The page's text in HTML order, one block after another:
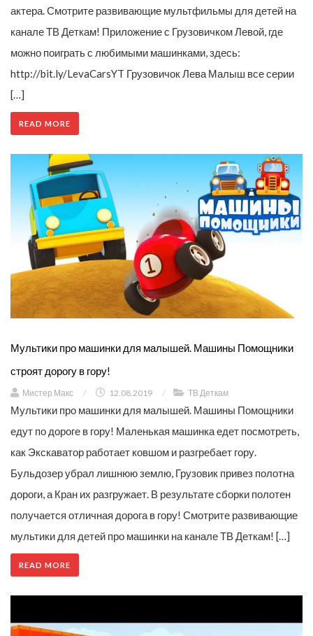
актера. Смотрите развивающие мультфильмы для детей на
канале ТВ Деткам! Приложение с Грузовичком Левой, где
можно поиграть с любимыми машинками, здесь:
http://bit.ly/LevaCarsYT Грузовичок Лева Малыш все серии
[…]
READ MORE
Мультики про машинки для малышей. Машины Помощники
строят дорогу в гору!
Мистер Макс / 12.08.2019 / ТВ Деткам
Мультики про машинки для малышей. Машины Помощники
едут по дороге в гору! Маленькая машинка едет посмотреть,
как Экскаватор работает ковшом и разгребает гору.
Бульдозер убрал лишнюю землю, Грузовик привез полотна
дороги, а Кран их разгружает. В результате сборки полотен
получается отличная дорога в гору! Смотрите развивающие
мультики для детей про машинки на канале ТВ Деткам! […]
READ MORE